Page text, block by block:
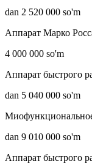
dan 2 520 000 so'm
Аппарат Марко
4 000 000 so'm
Аппарат быстрого
dan 5 040 000 so'm
dan 9 010 000 so'm
Аппарат быстрого